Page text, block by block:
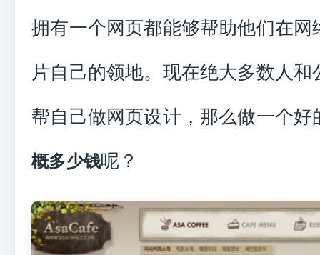
拥有一个网页都能够帮助他们在网
片自己的领地。现在绝大多数人和
帮自己做网页设计，那么做一个好
概多少钱呢？